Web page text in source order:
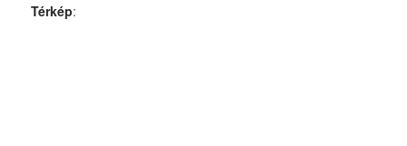
Térkép: